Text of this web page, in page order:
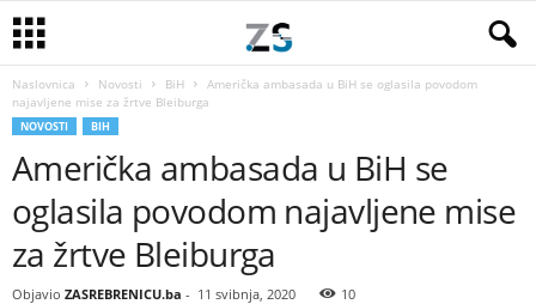
Naslovnica Novosti BiH
Američka ambasada u BiH se oglasila povodom
najavljene mise za žrtve Bleiburga
NOVOSTI BIH
Američka ambasada u BiH se
oglasila povodom najavljene mise
za žrtve Bleiburga
Objavio ZASREBRENICU.ba - 11 svibnja, 2020 10